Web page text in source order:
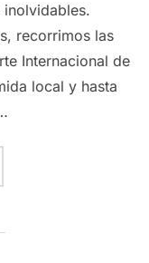
recorrimos las
Internacional de
local y hasta
ES VIAJAR A LA